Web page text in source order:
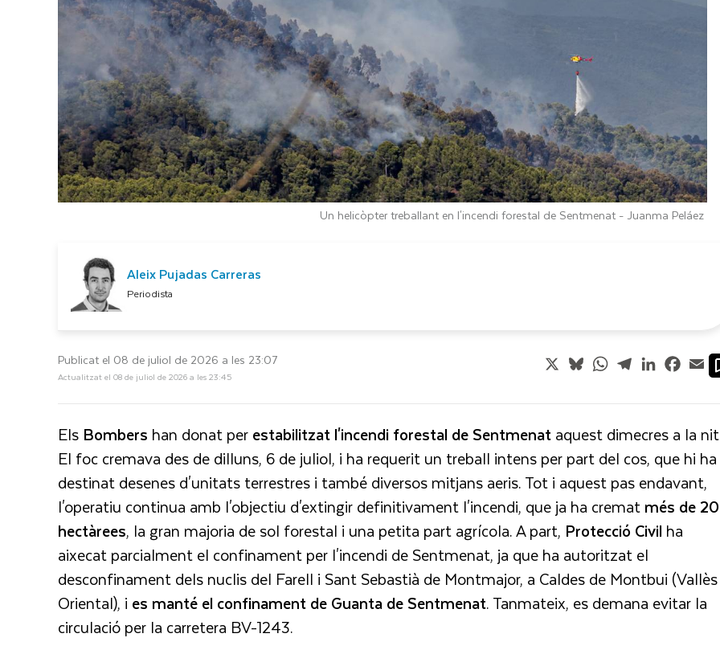
Un helicòpter treballant en l'incendi forestal de Sentmenat - Juanma Peláez
Aleix Pujadas Carreras
Periodista
Publicat el 08 de juliol de 2026 a les 23:07
Actualitzat el 08 de juliol de 2026 a les 23:45
X BlueskyWhatsApp
TelegramLinkedIn
Els Bombers han donat perestabilitzatl'incendi forestal de Sentmenataquest dimecres a la
El foc cremava des de dilluns, 6 de juliol, i ha requerit un treball intens per part del cos, que hi ha
destinat desenes d'unitats terrestres i també diversos mitjans aeris. Tot i aquest pas endavant,
l'operatiu continua amb l'objectiu d'extingir definitivament l'incendi, que ja ha crematmés de
hectàrees, la gran majoria de sol forestal i una petita part agrícola. A part, Protecció Civilha
aixecat parcialment el confinament per l'incendi de Sentmenat, ja que ha autoritzat el
desconfinament dels nuclis del Farell i Sant Sebastià de Montmajor, a Caldes de Montbui (Vallès
Oriental), i es manté el confinament de Guanta de Sentmenat. Tanmateix, es demana evitar la
circulació per la carretera BV-1243.